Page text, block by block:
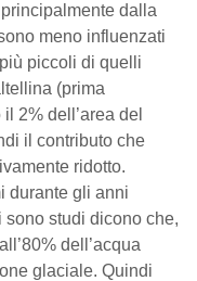
dalla
meno influenzati
piccoli di quelli
(prima
2% dell’area del
il contributo che
ridotto.
durante gli anni
studi dicono che,
dell’acqua
glaciale. Quindi